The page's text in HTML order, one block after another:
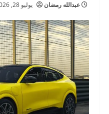
عبدالله رمضان يوليو 28, 2026